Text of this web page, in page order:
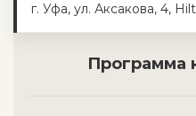
г. Уфа, ул. Аксакова, 4,
Программа